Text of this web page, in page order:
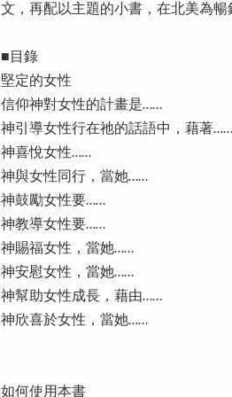
文，再配以主題的小書，在北美為暢
■目錄
堅定的女性
信仰神對女性的計畫是……
神引導女性行在祂的話語中，藉著……
神喜悅女性……
神與女性同行，當她……
神鼓勵女性要……
神教導女性要……
神賜福女性，當她……
神安慰女性，當她……
神幫助女性成長，藉由……
神欣喜於女性，當她……
如何使用本書